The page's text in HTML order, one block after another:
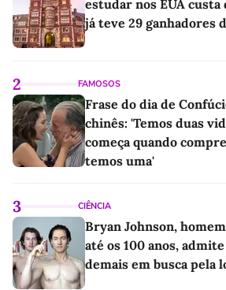
estudar nos EUA custa
já teve 29 ganhadores
2 FAMOSOS
Frase do dia de
chinês: 'Temos duas
começa quando
temos uma'
3 CIÊNCIA
Bryan Johnson,
até os 100 anos,
demais em busca pela